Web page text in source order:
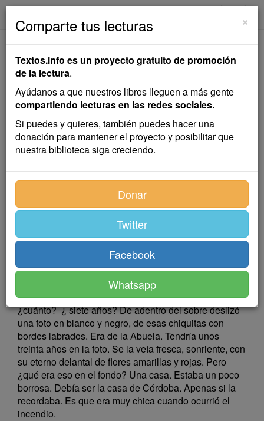
Cuentos cortos sin
hilo y sin estilo
Cuentos cortos
Mirta Mere
Cuentos cortos
Lavanda
Subió a una silla y desde allí trepó a la cómoda para
poder alcanzar el estante más alto del ropero de la
Abuela. Contra la pared había un sobre color madera.
¿Qué hacía eso allí, detrás de las cajas? Nadie tocaba
las cosas de la Abuela desde que murió, hacía
¿cuánto? ¿ siete años? De adentro del sobre deslizó
una foto en blanco y negro, de esas chiquitas con
bordes labrados. Era de la Abuela. Tendría unos
treinta años en la foto. Se la veía fresca, sonriente, con
su eterno delantal de flores amarillas y rojas. Pero
¿qué era eso en el fondo? Una casa. Estaba un poco
borrosa. Debía ser la casa de Córdoba. Apenas si la
recordaba. Es que era muy chica cuando ocurrió el
incendio.
×
Comparte tus lecturas
Textos.info es un proyecto gratuito de promoción
de la lectura.
Ayúdanos a que nuestros libros lleguen a más gente
compartiendo lecturas en las redes sociales.
Si puedes y quieres, también puedes hacer una
donación para mantener el proyecto y posibilitar que
nuestra biblioteca siga creciendo.
Donar
Twitter
Facebook
Whatsapp